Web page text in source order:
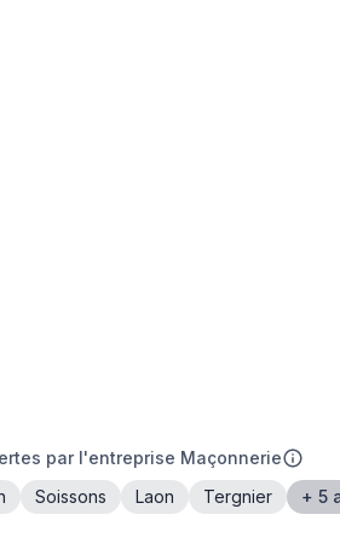
par l'entreprise Maçonnerie
Soissons Laon Tergnier